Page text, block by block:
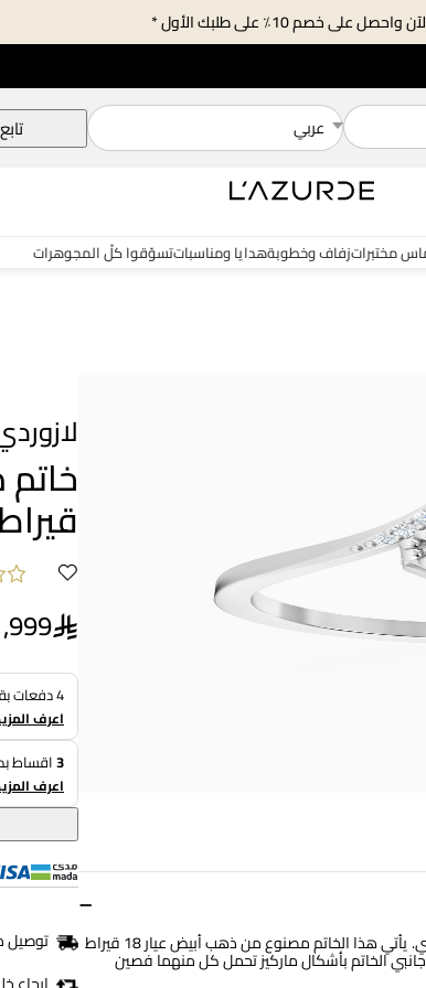
على خصم 10٪ على طلبك الأول *
عربي تابع
مختبراتزفاف وخطوبةهدايا ومناسباتتسوّقوا كلّ المجوهرات
−
استعدي لتسليط الضوء عليكِ عند الظهور مرتدية هذا الخاتم الساحر من مجموعة ألماس لازوردي. يأتي هذا الخاتم مصنوع من ذهب أبيض عيار 18 قيراط
الخاتم بأشكال ماركيز تحمل كل منهما فصين
4 دفعات بقيمة
اعرف
3اقساط
اعرف
توصيل